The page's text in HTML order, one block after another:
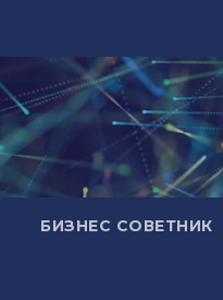
БИЗНЕС СОВЕТНИК